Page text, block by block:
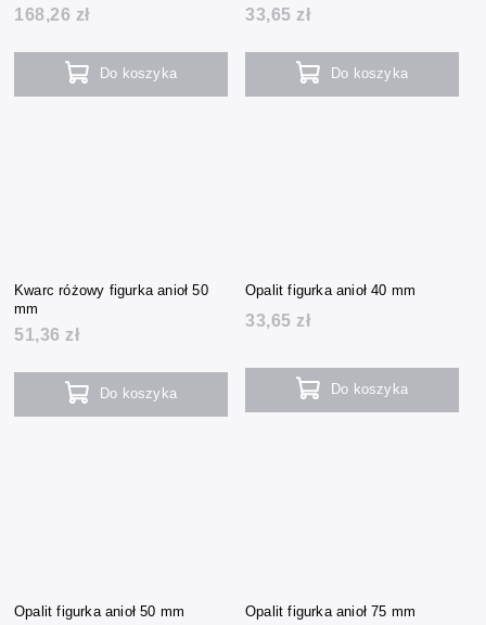
168,26 zł
Do koszyka
33,65 zł
Do koszyka
Kwarc różowy figurka anioł 50
mm
51,36 zł
Do koszyka
Opalit figurka anioł 40 mm
33,65 zł
Do koszyka
Opalit figurka anioł 50 mm Opalit figurka anioł 75 mm